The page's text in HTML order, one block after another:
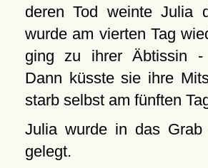
deren Tod weinte Julia
wurde am vierten Tag
ging zu ihrer Äbtissin
Dann küsste sie ihre
starb selbst am fünften
Julia wurde in das Grab
gelegt.